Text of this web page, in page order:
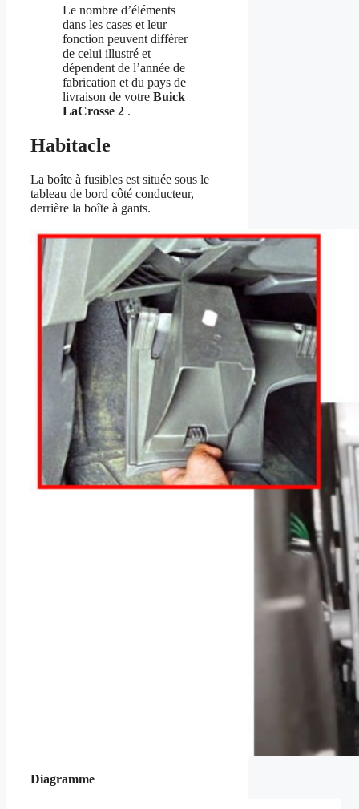
Le nombre d’éléments
dans les cases et leur
fonction peuvent différer
de celui illustré et
dépendent de l’année de
fabrication et du pays de
livraison de votre Buick
LaCrosse 2 .
Habitacle
La boîte à fusibles est située sous le
tableau de bord côté conducteur,
derrière la boîte à gants.
Diagramme